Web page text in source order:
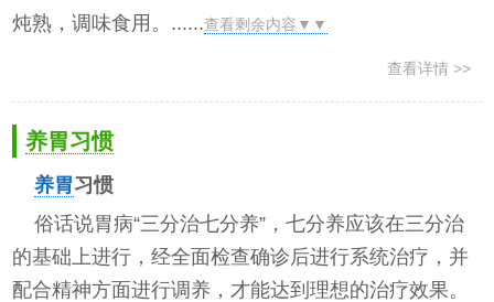
炖熟，调味食用。......查看剩余内容▼▼
查看详情 >>
养胃习惯
养胃习惯
俗话说胃病“三分治七分养”，七分养应该在三分治
的基础上进行，经全面检查确诊后进行系统治疗，并
配合精神方面进行调养，才能达到理想的治疗效果。